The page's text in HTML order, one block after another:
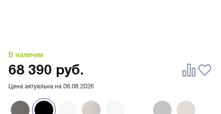
В наличии
Цена актуальна на 06.08.2026
68 390 руб.